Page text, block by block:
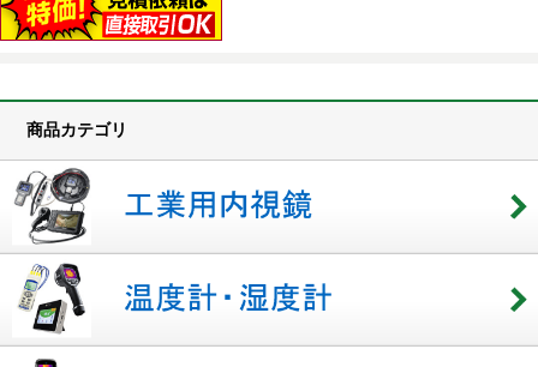
商品カテゴリ